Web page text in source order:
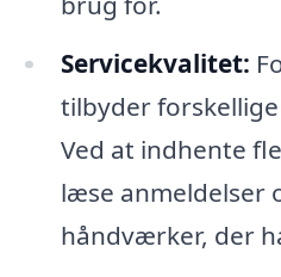
Servicekvalitet:
tilbyder
Ved at indhente
læse anmeldelser
håndværker, der